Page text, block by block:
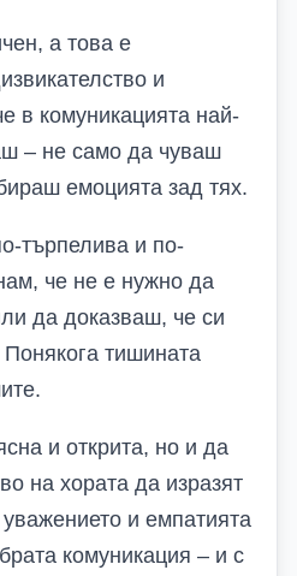
а това е
и
в комуникацията най-
– не само да чуваш
емоцията зад тях.
търпелива и по-
че не е нужно да
да доказваш, че си
тишината
и открита, но и да
на хората да изразят
и емпатията
комуникация – и с